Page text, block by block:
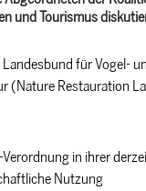
und Tourismus
für Vogel-
(Nature Restauration
in ihrer
Nutzung